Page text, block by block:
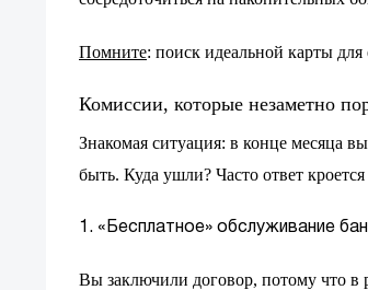
Помните: поиск идеальной карты
Комиссии, которые незаметно
Знакомая ситуация: в конце месяца
быть. Куда ушли? Часто ответ
1. «Бесплатное» обслуживание
Вы заключили договор, потому что в